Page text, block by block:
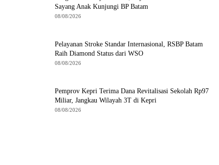
Sayang Anak Kunjungi BP Batam
08/08/2026
Pelayanan Stroke Standar Internasional, RSBP Batam
Raih Diamond Status dari WSO
08/08/2026
Pemprov Kepri Terima Dana Revitalisasi Sekolah Rp97
Miliar, Jangkau Wilayah 3T di Kepri
08/08/2026